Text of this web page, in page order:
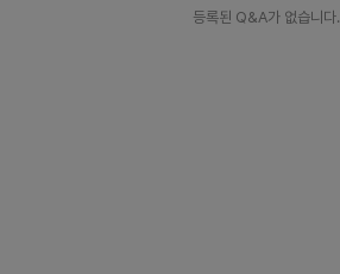
등록된 Q&A가 없습니다.